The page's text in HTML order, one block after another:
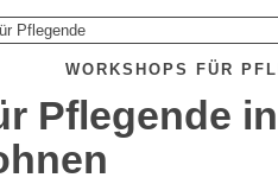
Pflegende
WORKSHOPS FÜR
Pflegende